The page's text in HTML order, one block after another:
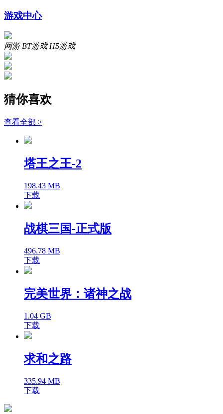
游戏中心
网游 BT游戏 H5游戏
猜你喜欢
查看全部 >
塔王之王-2
198.43 MB
下载
战棋三国-正式版
496.78 MB
下载
完美世界：诸神之战
1.04 GB
下载
求和之路
335.94 MB
下载